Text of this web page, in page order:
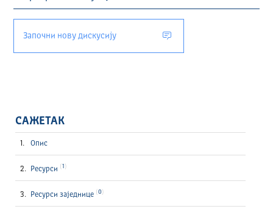
Започни нову дискусију
САЖЕТАК
Опис
Ресурси 1
Ресурси заједнице 0